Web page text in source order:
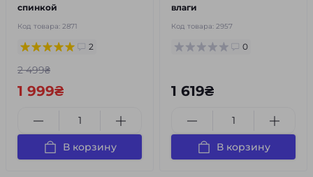
спинкой
Код товара: 2871
2
2 499₴
1 999₴
В корзину
влаги
Код товара: 2957
0
1 619₴
В корзину